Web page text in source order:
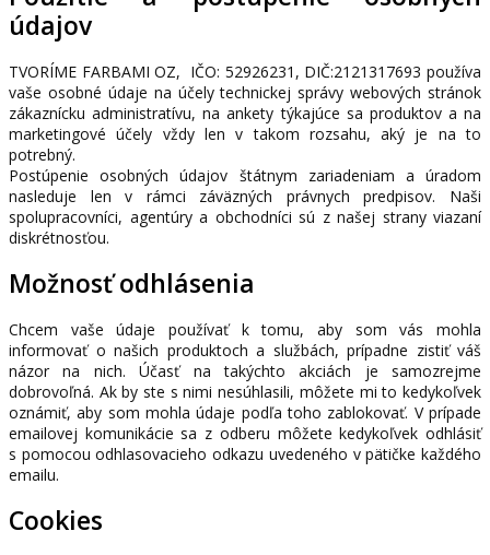
údajov
TVORÍME FARBAMI OZ, IČO: 52926231, DIČ:2121317693 používa
vaše osobné údaje na účely technickej správy webových stránok
zákaznícku administratívu, na ankety týkajúce sa produktov a na
marketingové účely vždy len v takom rozsahu, aký je na to
potrebný.
Postúpenie osobných údajov štátnym zariadeniam a úradom
nasleduje len v rámci záväzných právnych predpisov. Naši
spolupracovníci, agentúry a obchodníci sú z našej strany viazaní
diskrétnosťou.
Možnosť odhlásenia
Chcem vaše údaje používať k tomu, aby som vás mohla
informovať o našich produktoch a službách, prípadne zistiť váš
názor na nich. Účasť na takýchto akciách je samozrejme
dobrovoľná. Ak by ste s nimi nesúhlasili, môžete mi to kedykoľvek
oznámiť, aby som mohla údaje podľa toho zablokovať. V prípade
emailovej komunikácie sa z odberu môžete kedykoľvek odhlásiť
s pomocou odhlasovacieho odkazu uvedeného v pätičke každého
emailu.
Cookies